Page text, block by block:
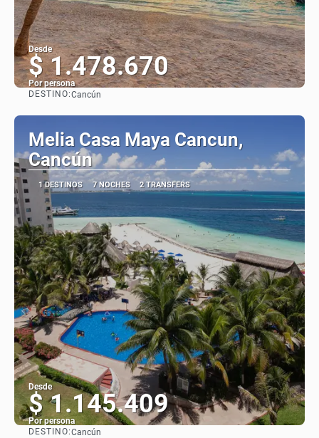
Desde
$ 1.478.670
Por persona
DESTINO:Cancún
Melia Casa Maya Cancun,
Cancún
1 DESTINOS 7 NOCHES 2 TRANSFERS
Desde
$ 1.145.409
Por persona
DESTINO:Cancún